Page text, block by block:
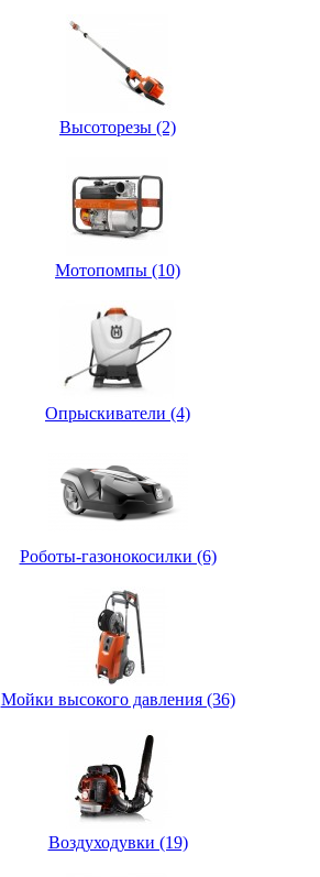
Высоторезы (2)
Мотопомпы (10)
Опрыскиватели (4)
Роботы-газонокосилки (6)
Мойки высокого давления (36)
Воздуходувки (19)